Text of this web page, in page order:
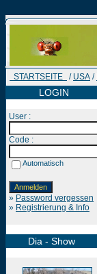
STARTSEITE / USA /
LOGIN
User :
Code :
Automatisch
» Password vergessen
» Registrierung & Info
Dia - Show